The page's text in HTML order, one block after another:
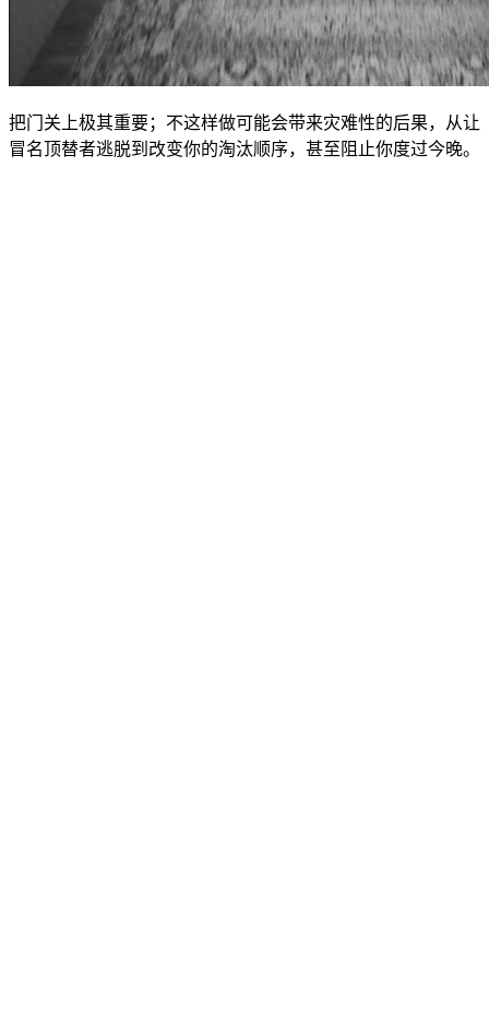
把门关上极其重要；不这样做可能会带来灾难性的后果，从让
冒名顶替者逃脱到改变你的淘汰顺序，甚至阻止你度过今晚。